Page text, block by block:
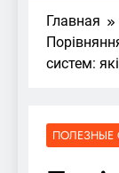
Главная
систем:
ПОЛЕЗНЫЕ